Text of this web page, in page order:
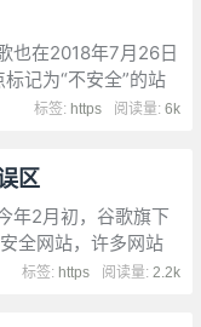
也在2018年7月26日
记为“不安全”的站
，本站于2021年10月
阅读量:6k
标签: https
区
年2月初，谷歌旗下
全网站，许多网站
多网站时，会发现浏
阅读量: 2.2k
标签: https